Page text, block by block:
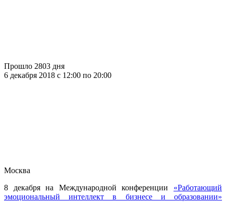
Прошло 2803 дня
6 декабря 2018 c 12:00 по 20:00
Москва
8 декабря на Международной конференции «Работающий
эмоциональный интеллект в бизнесе и образовании»